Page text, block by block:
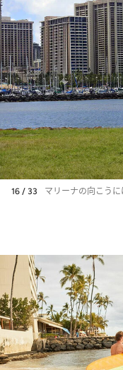
16 / 33 マリーナの向こうに